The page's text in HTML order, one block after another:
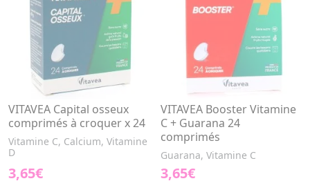
VITAVEA Capital osseux
comprimés à croquer x 24
Vitamine C, Calcium, Vitamine
D
3,65€
VITAVEA Booster Vitamine
C + Guarana 24
comprimés
Guarana, Vitamine C
3,65€